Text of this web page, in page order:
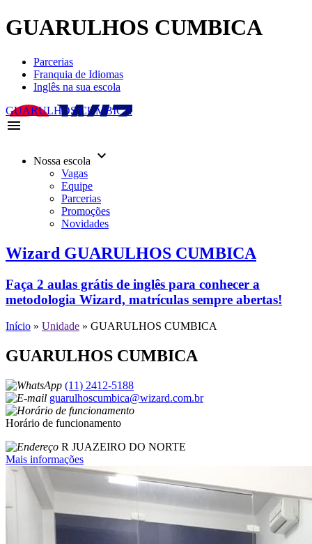
GUARULHOS CUMBICA
Parcerias
Franquia de Idiomas
Inglês na sua escola
GUARULHOS CUMBICA
menu
Nossa escola keyboard_arrow_down
Vagas
Equipe
Parcerias
Promoções
Novidades
Wizard GUARULHOS CUMBICA
Faça 2 aulas grátis de inglês para conhecer a
metodologia Wizard, matrículas sempre abertas!
Início » Unidade » GUARULHOS CUMBICA
GUARULHOS CUMBICA
(11) 2412-5188
guarulhoscumbica@wizard.com.br
Horário de funcionamento
R JUAZEIRO DO NORTE
Mais informações